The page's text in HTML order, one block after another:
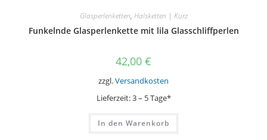
Glasperlenketten, Halsketten | Kurz
Funkelnde Glasperlenkette mit lila Glasschliffperlen
42,00 €
zzgl.Versandkosten
Lieferzeit:3 – 5 Tage*
In den Warenkorb